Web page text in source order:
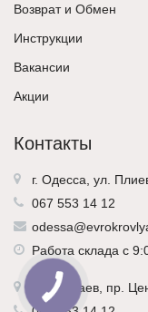
Возврат и Обмен
Инструкции
Вакансии
Акции
Контакты
г. Одесса, ул.
067 553 14 12
Работа склада с
Николаев , пр.